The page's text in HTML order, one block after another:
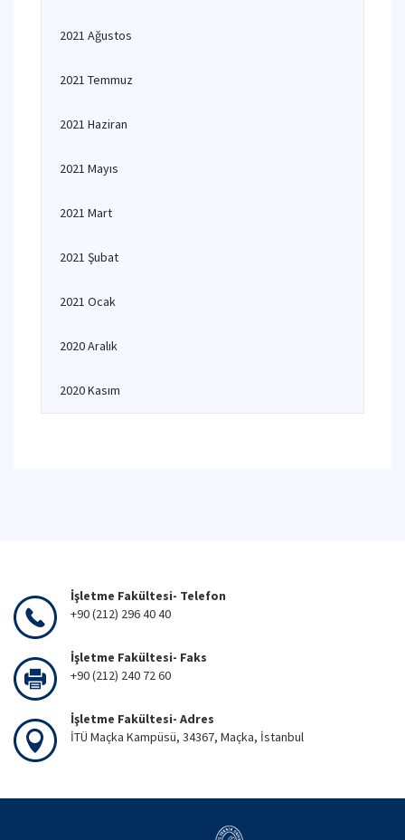
2021 Ağustos
2021 Temmuz
2021 Haziran
2021 Mayıs
2021 Mart
2021 Şubat
2021 Ocak
2020 Aralık
2020 Kasım
İşletme Fakültesi- Telefon
+90 (212) 296 40 40
İşletme Fakültesi- Faks
+90 (212) 240 72 60
İşletme Fakültesi- Adres
İTÜ Maçka Kampüsü, 34367, Maçka, İstanbul